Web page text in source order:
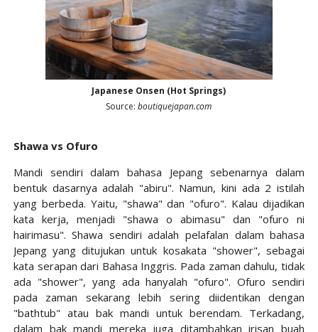
Japanese Onsen (Hot Springs)
Source:boutiquejapan.com
Shawa vs Ofuro
Mandi sendiri dalam bahasa Jepang sebenarnya dalam
bentuk dasarnya adalah "abiru". Namun, kini ada 2 istilah
yang berbeda. Yaitu, "shawa" dan "ofuro". Kalau dijadikan
kata kerja, menjadi "shawa o abimasu" dan "ofuro ni
hairimasu". Shawa sendiri adalah pelafalan dalam bahasa
Jepang yang ditujukan untuk kosakata "shower", sebagai
kata serapan dari Bahasa Inggris. Pada zaman dahulu, tidak
ada "shower", yang ada hanyalah "ofuro". Ofuro sendiri
pada zaman sekarang lebih sering diidentikan dengan
"bathtub" atau bak mandi untuk berendam. Terkadang,
dalam bak mandi mereka juga ditambahkan irisan buah